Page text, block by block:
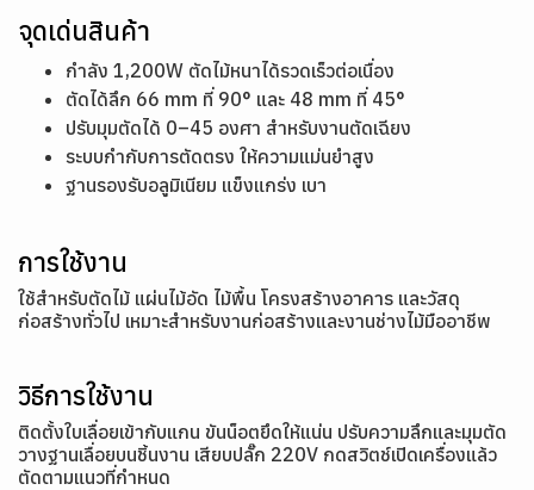
จุดเด่นสินค้า
กำลัง 1,200W ตัดไม้หนาได้รวดเร็วต่อเนื่อง
ตัดได้ลึก 66 mm ที่ 90° และ 48 mm ที่ 45°
ปรับมุมตัดได้ 0–45 องศา สำหรับงานตัดเฉียง
ระบบกำกับการตัดตรง ให้ความแม่นยำสูง
ฐานรองรับอลูมิเนียม แข็งแกร่ง เบา
การใช้งาน
ใช้สำหรับตัดไม้ แผ่นไม้อัด ไม้พื้น โครงสร้างอาคาร และวัสดุ
ก่อสร้างทั่วไป เหมาะสำหรับงานก่อสร้างและงานช่างไม้มืออาชีพ
วิธีการใช้งาน
ติดตั้งใบเลื่อยเข้ากับแกน ขันน็อตยึดให้แน่น ปรับความลึกและมุมตัด
วางฐานเลื่อยบนชิ้นงาน เสียบปลั๊ก 220V กดสวิตช์เปิดเครื่องแล้ว
ตัดตามแนวที่กำหนด